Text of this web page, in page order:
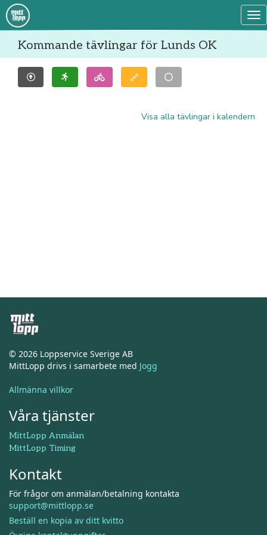
Kommande tävlingar för Lunds OK
Visa alla tävlingar i kalendern
© 2026 Loppservice Sverige AB
MittLopp drivs i samarbete med Jogg
Allmänna villkor
Våra tjänster
MittLopp Anmälan
MittLopp Timing
Kontakt
För frågor om anmälan/betalning kontakta
support@mittlopp.se
Beställ en kopia av ditt kvitto